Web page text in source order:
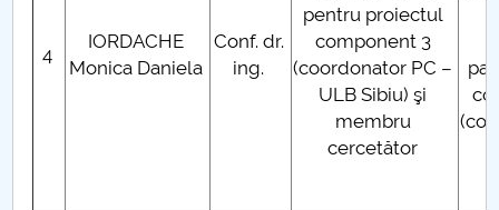
Parteneri CUP
Centrul de Consiliere și Orientare în Carieră
4
IORDACHE
Monica Daniela
Conf. dr.
ing.
pentru proiectul
component 3
(coordonator PC –
ULB Sibiu) şi
membru
cercetător